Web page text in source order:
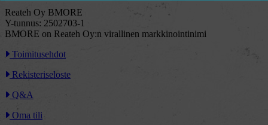
Reateh Oy BMORE
Y-tunnus: 2502703-1
BMORE on Reateh Oy:n virallinen markkinointinimi
Toimitusehdot
Rekisteriseloste
Q&A
Oma tili